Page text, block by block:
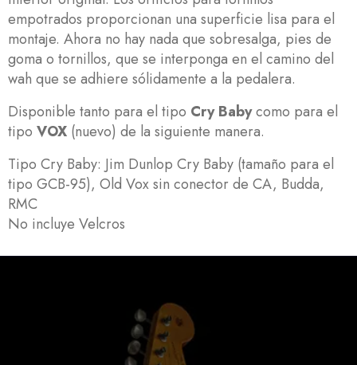
empotrados proporcionan una superficie lisa para el
montaje. Ahora no hay nada que sobresalga, pies de
goma o tornillos, que se interponga en el camino del
wah que se adhiere sólidamente a la pedalera.
Disponible tanto para el tipo Cry Babycomo para el
tipo VOX (nuevo) de la siguiente manera.
Tipo Cry Baby: Jim Dunlop Cry Baby (tamaño para el
tipo GCB-95), Old Vox sin conector de CA, Budda,
RMC
No incluye Velcros